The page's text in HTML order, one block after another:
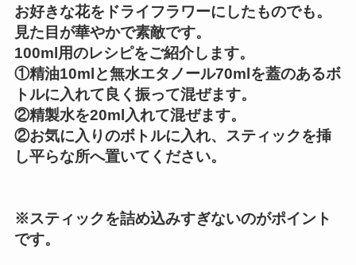
お好きな花をドライフラワーにしたものでも。
見た目が華やかで素敵です。
100ml用のレシピをご紹介します。
①精油10mlと無水エタノール70mlを蓋のあるボ
トルに入れて良く振って混ぜます。
②精製水を20ml入れて混ぜます。
②お気に入りのボトルに入れ、スティックを挿
し平らな所へ置いてください。
※スティックを詰め込みすぎないのがポイント
です。